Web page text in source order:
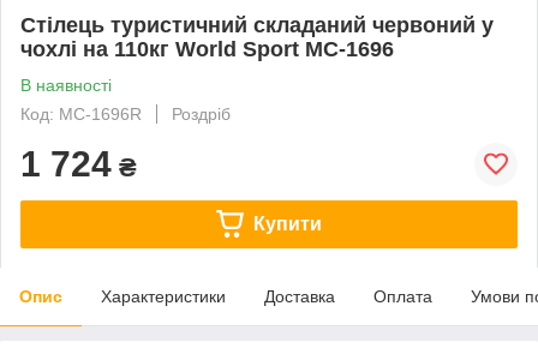
Стілець туристичний складаний червоний у
чохлі на 110кг World Sport MC-1696
В наявності
Код: MC-1696R
Роздріб
1 724 ₴
Купити
Опис Характеристики Доставка Оплата Умови